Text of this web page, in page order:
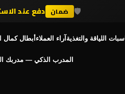
اللياقة والتغذيةآراء العملاءأبطال كمال
المدرب الذكي — مدربك
💪
+ 300K انضم